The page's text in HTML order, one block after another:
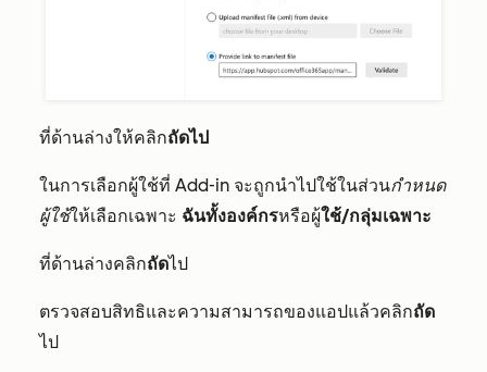
ที่ด้านล่างให้คลิกถัดไป
ในการเลือกผู้ใช้ที่ Add-in จะถูกนำไปใช้ในส่วนกำหนด
ผู้ใช้ให้เลือกเฉพาะ ฉันทั้งองค์กรหรือผู้ใช้/กลุ่มเฉพาะ
ที่ด้านล่างคลิกถัดไป
ตรวจสอบสิทธิและความสามารถของแอปแล้วคลิกถัด
ไป